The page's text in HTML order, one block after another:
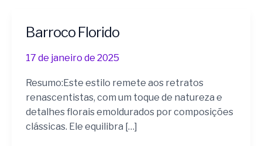
Barroco Florido
17 de janeiro de 2025
Resumo:Este estilo remete aos retratos
renascentistas, com um toque de natureza e
detalhes florais emoldurados por composições
clássicas. Ele equilibra […]
Barroco